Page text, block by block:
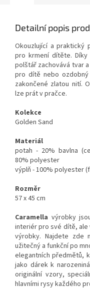
Detailní popis
Okouzlující a praktický
pro krmení dítěte.
polštář zachovává tvar
pro dítě nebo
zakončené zlatou nití.
lze prát v pračce.
Kolekce
Golden Sand
Materiál
potah - 20% bavlna
80% polyester
výplň - 100% polyester
Rozměr
57 x 45 cm
Caramella výrobky
interiér pro své dítě,
výrobky. Najdete
užitečný a funkční po
elegantních předmětů,
jako dárek k
originální vzory,
hlavními rysy každého